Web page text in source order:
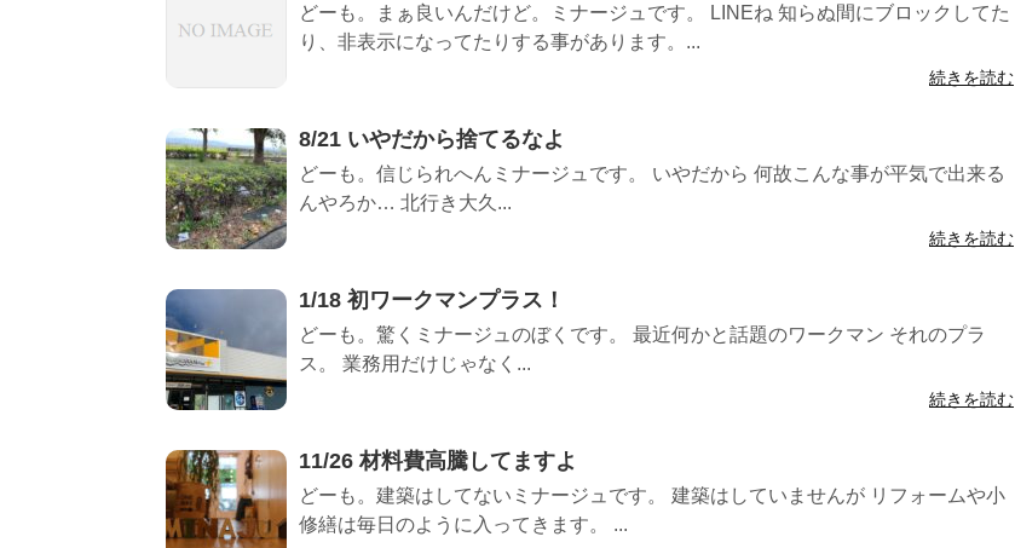
どーも。まぁ良いんだけど。ミナージュです。 LINEね 知らぬ間にブロックしてた
り、非表示になってたりする事があります。...
続きを読む
8/21 いやだから捨てるなよ
どーも。信じられへんミナージュです。 いやだから 何故こんな事が平気で出来る
んやろか… 北行き大久...
続きを読む
1/18 初ワークマンプラス！
どーも。驚くミナージュのぼくです。 最近何かと話題のワークマン それのプラ
ス。 業務用だけじゃなく...
続きを読む
11/26 材料費高騰してますよ
どーも。建築はしてないミナージュです。 建築はしていませんが リフォームや小
修繕は毎日のように入ってきます。 ...